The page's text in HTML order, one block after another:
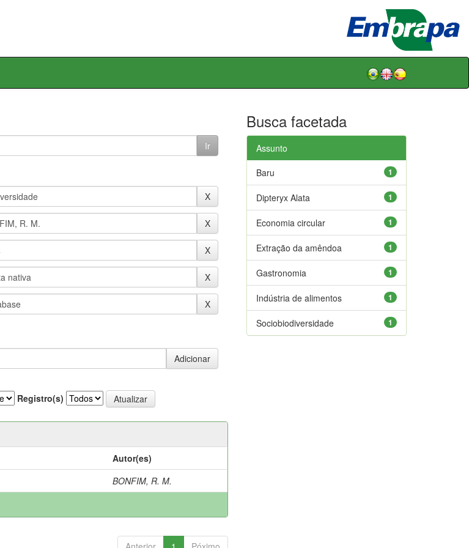
Registro(s)
Autor(es)
BONFIM, R. M.
Busca facetada
Assunto
1
Baru
1
Dipteryx Alata
1
Economia circular
1
Extração da amêndoa
1
Gastronomia
1
Indústria de alimentos
1
Sociobiodiversidade